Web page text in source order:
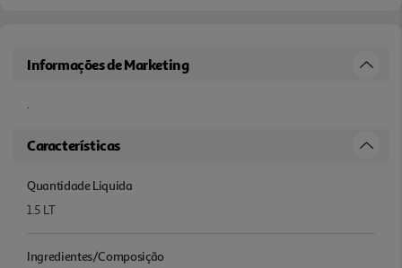
Informações de Marketing
.
Características
Quantidade Liquida
1.5 LT
Ingredientes/Composição